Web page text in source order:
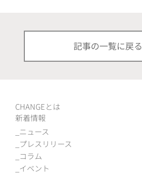
記事の一覧に戻る
CHANGEとは
新着情報
ニュース
プレスリリース
コラム
イベント